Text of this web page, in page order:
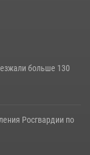
больше 130
Росгвардии по